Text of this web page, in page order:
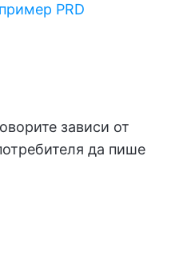
PRD
зависи от
да пише